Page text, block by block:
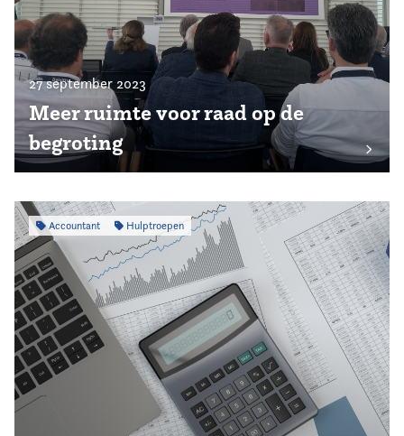
27 september 2023
Meer ruimte voor raad op de
begroting
Accountant Hulptroepen